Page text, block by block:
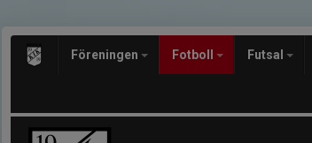
Föreningen Fotboll Futsal